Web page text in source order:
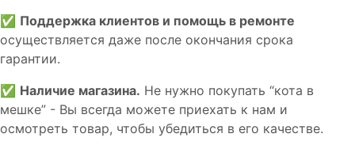
✅ Поддержка клиентов и помощь в ремонте
осуществляется даже после окончания срока
гарантии.
✅ Наличие магазина. Не нужно покупать “кота в
мешке” - Вы всегда можете приехать к нам и
осмотреть товар, чтобы убедиться в его качестве.